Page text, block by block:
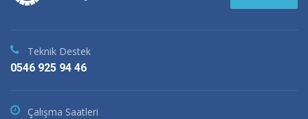
Teknik Destek
0546 925 94 46
Çalışma Saatleri